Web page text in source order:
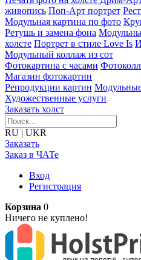
живопись Поп-Арт портрет
Модульная картина по фото
Ретушь и замена фона
холсте Портрет в стиле Love Is
Модульный коллаж из сот
Фотокартина с часами
Магазин фотокартин
Репродукции картин
Художественные услуги
Заказать холст
RU | UKR
Заказать
Заказ в ЧАТе
Вход
Регистрация
Корзина 0
Ничего не куплено!